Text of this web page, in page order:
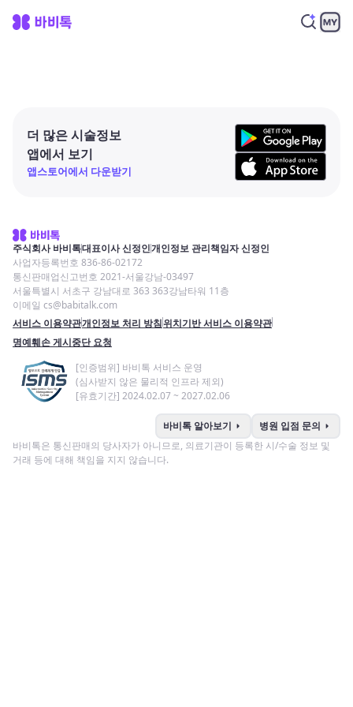
더 많은 시술정보
앱에서 보기
앱스토어에서 다운받기
주식회사 바비톡대표이사 신정인개인정보 관리책임자 신정인
사업자등록번호 836-86-02172
통신판매업신고번호 2021-서울강남-03497
서울특별시 서초구 강남대로 363 363강남타워 11층
이메일 cs@babitalk.com
서비스 이용약관개인정보 처리 방침위치기반 서비스 이용약관
명예훼손 게시중단 요청
[인증범위] 바비톡 서비스 운영
(심사받지 않은 물리적 인프라 제외)
[유효기간] 2024.02.07 ~ 2027.02.06
바비톡 알아보기 arrow_right 병원 입점 문의 arrow_right
바비톡은 통신판매의 당사자가 아니므로, 의료기관이 등록한 시/수술 정보 및
거래 등에 대해 책임을 지지 않습니다.